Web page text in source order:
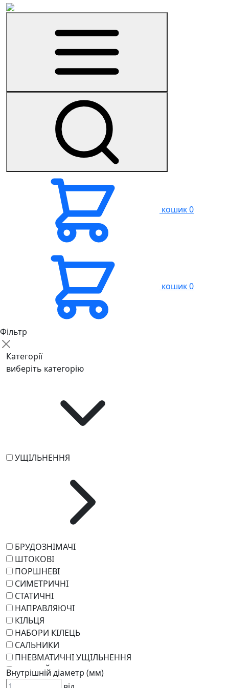
кошик0
кошик0
Фільтр
Категорії
виберіть категорію
УЩІЛЬНЕННЯ
БРУДОЗНІМАЧІ
ШТОКОВІ
ПОРШНЕВІ
СИМЕТРИЧНІ
СТАТИЧНІ
НАПРАВЛЯЮЧІ
КІЛЬЦЯ
НАБОРИ КІЛЕЦЬ
САЛЬНИКИ
ПНЕВМАТИЧНІ УЩІЛЬНЕННЯ
РОТАЦІЙНІ
РЕМКОМПЛЕКТИ
Внутрішній діаметр (мм)